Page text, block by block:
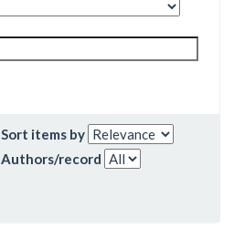
Sort items by
Authors/record